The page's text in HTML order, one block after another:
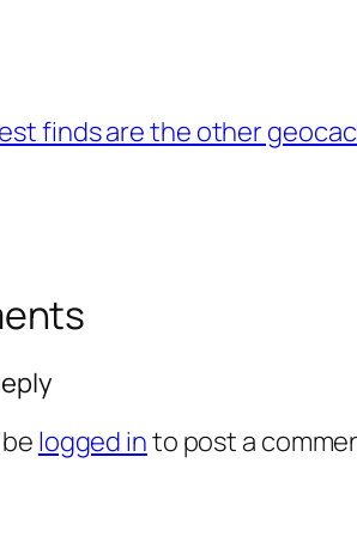
finds are the other
logged into post a